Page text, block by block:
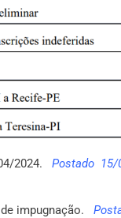
2024. Postado 15/
impugnação.